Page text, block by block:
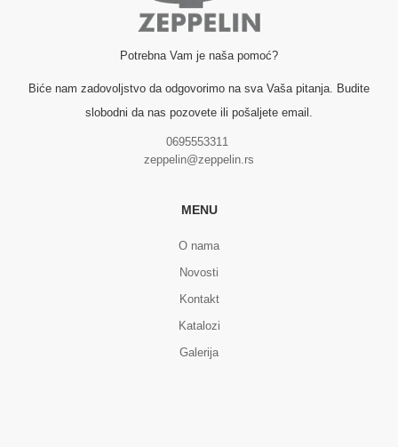
Potrebna Vam je naša pomoć?
Biće nam zadovoljstvo da odgovorimo na sva Vaša pitanja. Budite
slobodni da nas pozovete ili pošaljete email.
0695553311
zeppelin@zeppelin.rs
MENU
O nama
Novosti
Kontakt
Katalozi
Galerija